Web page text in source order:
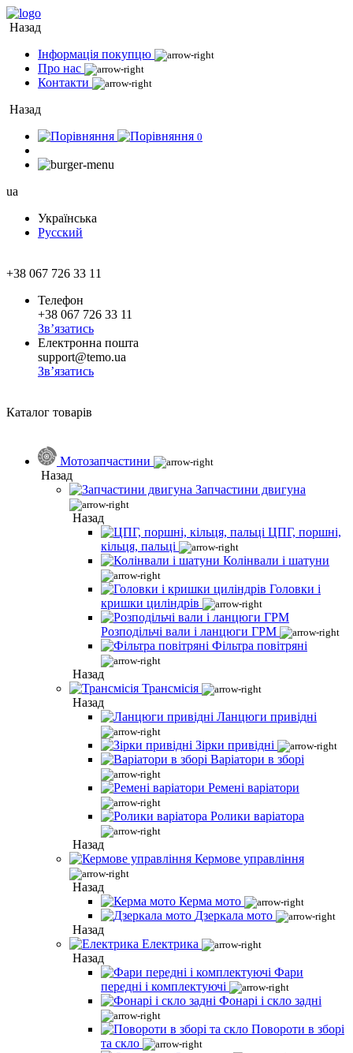
Назад
Інформація покупцю
Про нас
Контакти
Назад
0
ua
Українська
Русский
+38 067 726 33 11
Телефон
+38 067 726 33 11
Зв’язатись
Електронна пошта
support@temo.ua
Зв’язатись
Каталог товарів
Мотозапчастини
Назад
Запчастини двигуна
Назад
ЦПГ, поршні,
кільця, пальці
Колінвали і шатуни
Головки і
кришки циліндрів
Розподільчі вали і ланцюги ГРМ
Фільтра повітряні
Назад
Трансмісія
Назад
Ланцюги привідні
Зірки привідні
Варіатори в зборі
Ремені варіатори
Ролики варіатора
Назад
Кермове управління
Назад
Керма мото
Дзеркала мото
Назад
Електрика
Назад
Фари
передні і комплектуючі
Фонарі і скло задні
Повороти в зборі
та скло